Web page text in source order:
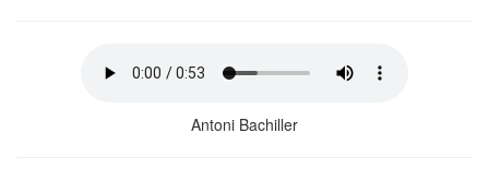
Antoni Bachiller